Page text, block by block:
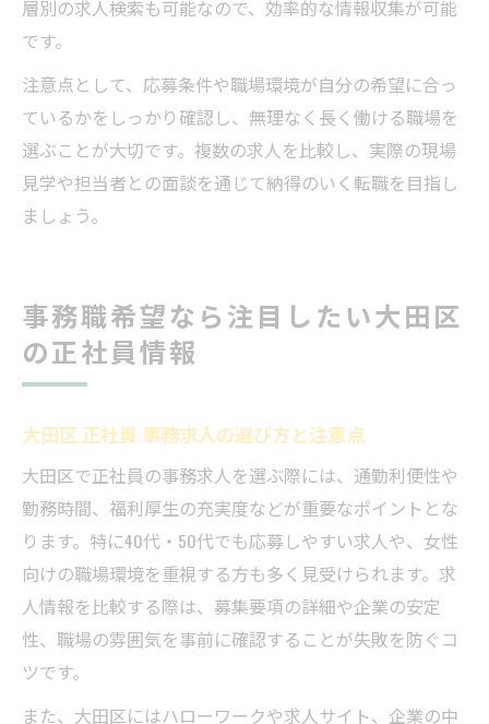
層別の求人検索も可能なので、効率的な情報収集が可能
です。
注意点として、応募条件や職場環境が自分の希望に合っ
ているかをしっかり確認し、無理なく長く働ける職場を
選ぶことが大切です。複数の求人を比較し、実際の現場
見学や担当者との面談を通じて納得のいく転職を目指し
ましょう。
事務職希望なら注目したい大田区
の正社員情報
大田区 正社員 事務求人の選び方と注意点
大田区で正社員の事務求人を選ぶ際には、通勤利便性や
勤務時間、福利厚生の充実度などが重要なポイントとな
ります。特に40代・50代でも応募しやすい求人や、女性
向けの職場環境を重視する方も多く見受けられます。求
人情報を比較する際は、募集要項の詳細や企業の安定
性、職場の雰囲気を事前に確認することが失敗を防ぐコ
ツです。
また、大田区にはハローワークや求人サイト、企業の中